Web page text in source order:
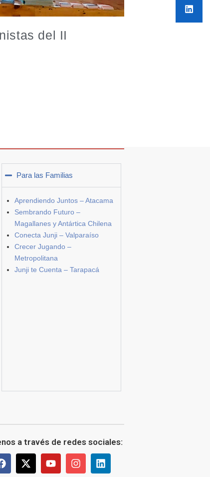
del II
Para las Familias
Aprendiendo Juntos – Atacama
Sembrando Futuro –
Magallanes y Antártica Chilena
Conecta Junji – Valparaíso
Crecer Jugando –
Metropolitana
Junji te Cuenta – Tarapacá
a través de redes sociales: